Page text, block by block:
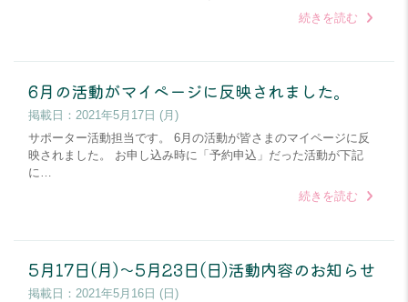
続きを読む
6月の活動がマイページに反映されました。
掲載日： 2021年5月17日 (月)
サポーター活動担当です。 6月の活動が皆さまのマイページに反
映されました。 お申し込み時に「予約申込」だった活動が下記
に…
続きを読む
5月17日(月)～5月23日(日)活動内容のお知らせ
掲載日： 2021年5月16日 (日)